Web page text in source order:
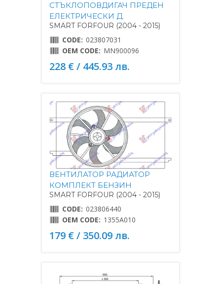
СТЪКЛОПОВДИГАЧ ПРЕДЕН
ЕЛЕКТРИЧЕСКИ Д.
SMART FORFOUR (2004 - 2015)
CODE: 023807031
OEM CODE: MN900096
228 € / 445.93 лв.
ВЕНТИЛАТОР РАДИАТОР
КОМПЛЕКТ БЕНЗИН
SMART FORFOUR (2004 - 2015)
CODE: 023806440
OEM CODE: 1355A010
179 € / 350.09 лв.